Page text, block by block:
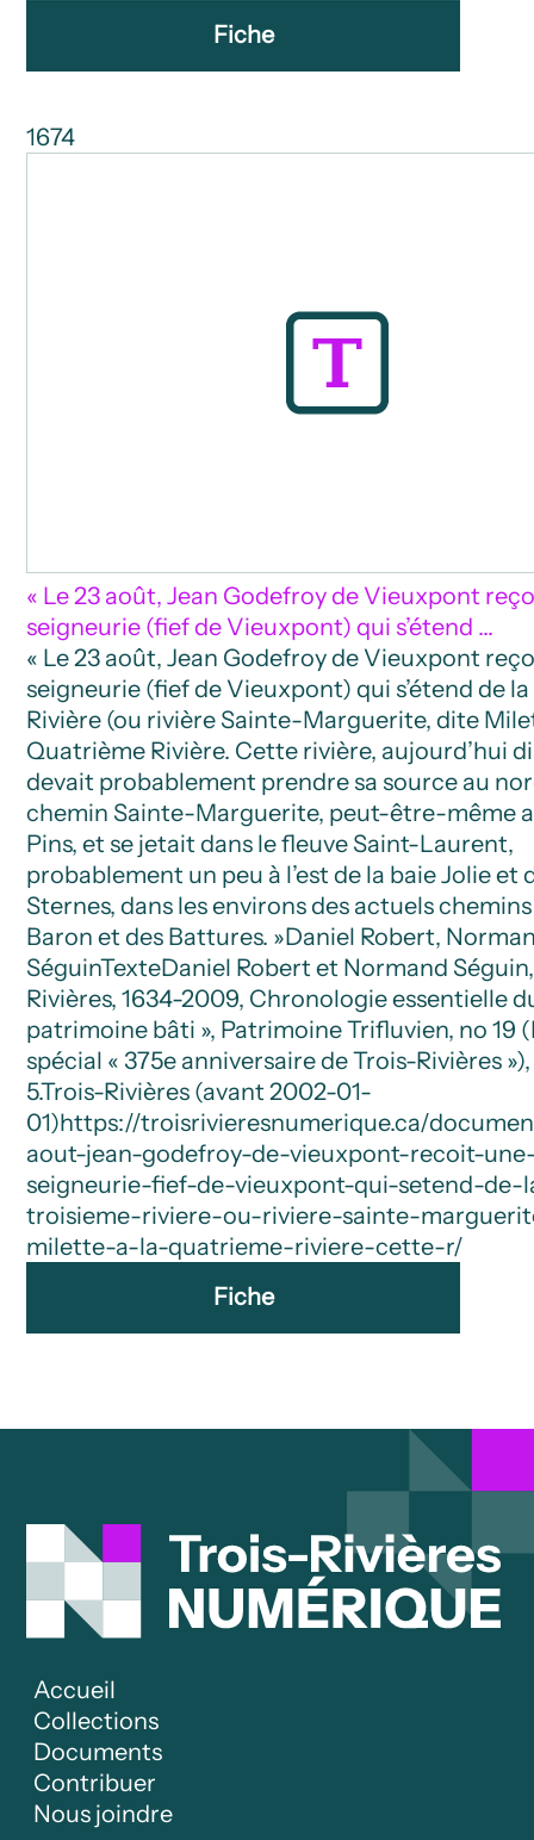
Fiche
1674
« Le 23 août, Jean Godefroy de Vieuxpont
seigneurie (fief de Vieuxpont) qui s’étend …
« Le 23 août, Jean Godefroy de Vieuxpont
seigneurie (fief de Vieuxpont) qui s’étend de
Rivière (ou rivière Sainte-Marguerite, dite
Quatrième Rivière. Cette rivière, aujourd’hui
devait probablement prendre sa source au
chemin Sainte-Marguerite, peut-être-même
Pins, et se jetait dans le fleuve Saint-Laurent,
probablement un peu à l’est de la baie Jolie et
Sternes, dans les environs des actuels
Baron et des Battures. »Daniel Robert,
SéguinTexteDaniel Robert et Normand
Rivières, 1634-2009, Chronologie essentielle
patrimoine bâti », Patrimoine Trifluvien, no 19
spécial « 375e anniversaire de Trois-Rivières
5.Trois-Rivières (avant 2002-01-
01)https://troisrivieresnumerique.ca/
aout-jean-godefroy-de-vieuxpont-recoit-
seigneurie-fief-de-vieuxpont-qui-setend-de-
troisieme-riviere-ou-riviere-sainte-
milette-a-la-quatrieme-riviere-cette-r/
Fiche
Accueil
Collections
Documents
Contribuer
Nous joindre